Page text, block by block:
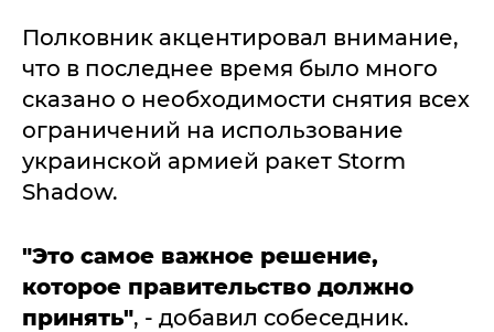
Полковник акцентировал внимание,
что в последнее время было много
сказано о необходимости снятия всех
ограничений на использование
украинской армией ракет Storm
Shadow.
"Это самое важное решение,
которое правительство должно
принять", - добавил собеседник.